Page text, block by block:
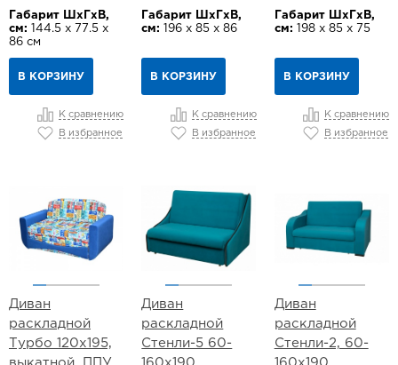
Габарит ШхГхВ,
см: 144.5 х 77.5 х
86 см
В КОРЗИНУ
К сравнению
В избранное
Габарит ШхГхВ,
см:
196 х 85 х 86
В КОРЗИНУ
К сравнению
В избранное
Габарит ШхГхВ,
см: 198 х 85 х 75
В КОРЗИНУ
К сравнению
В избранное
Диван
раскладной
Турбо 120х195,
выкатной, ППУ,
Диван
раскладной
Стенли-5 60-
160х190,
Диван
раскладной
Стенли-2, 60-
160х190,